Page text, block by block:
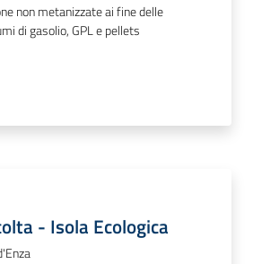
non metanizzate ai fine delle
di gasolio, GPL e pellets
- Isola Ecologica